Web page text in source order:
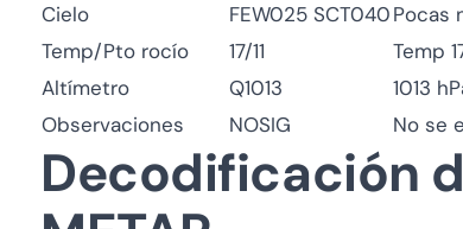
Cielo
FEW025 SCT040Pocas
Temp/Pto rocío
17/11
Temp
Altímetro
Q1013
1013
Observaciones
NOSIG No se
Decodificación